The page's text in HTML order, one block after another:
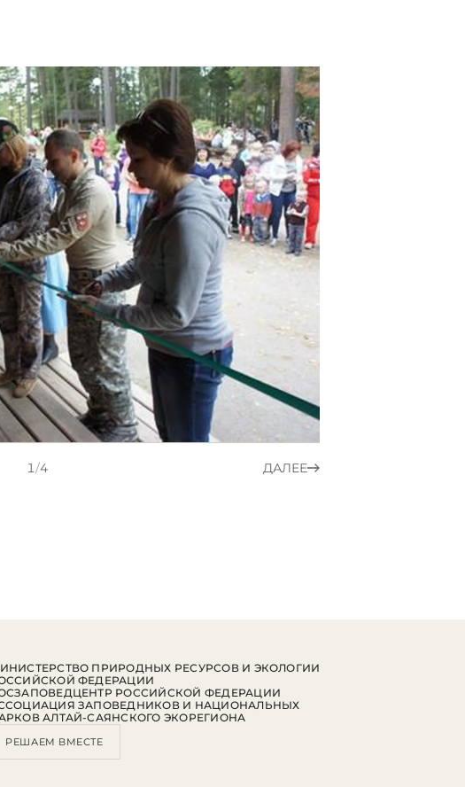
1/4 ДАЛЕЕ
ПРИРОДНЫХ РЕСУРСОВ И ЭКОЛОГИИ
ФЕДЕРАЦИИ
РОССИЙСКОЙ ФЕДЕРАЦИИ
ЗАПОВЕДНИКОВ И НАЦИОНАЛЬНЫХ
АЛТАЙ-САЯНСКОГО ЭКОРЕГИОНА
РЕШАЕМ ВМЕСТЕ